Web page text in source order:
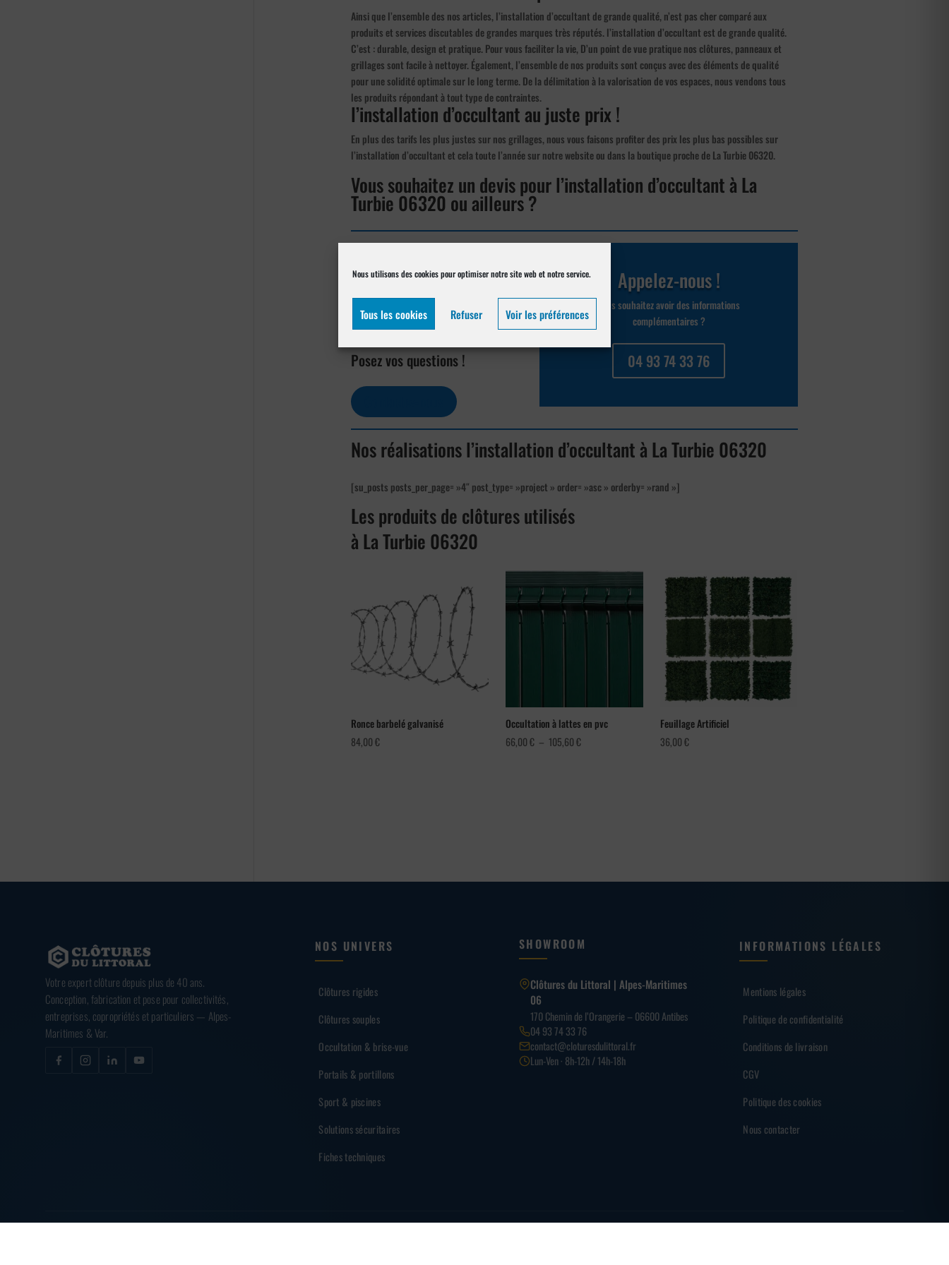
Nous utilisons des cookies pour optimiser notre site web et notre service.
Tous les cookies Refuser Voir les préférences
Ainsi que l’ensemble des nos articles, l’installation d’occultant de grande qualité, n’est pas cher comparé aux
produits et services discutables de grandes marques très réputés. l’installation d’occultant est de grande qualité.
C’est : durable, design et pratique. Pour vous faciliter la vie, D’un point de vue pratique nos clôtures, panneaux et
grillages sont facile à nettoyer. Également, l’ensemble de nos produits sont conçus avec des éléments de qualité
pour une solidité optimale sur le long terme. De la délimitation à la valorisation de vos espaces, nous vendons tous
les produits répondant à tout type de contraintes.
l’installation d’occultant au juste prix !
En plus des tarifs les plus justes sur nos grillages, nous vous faisons profiter des prix les plus bas possibles sur
l’installation d’occultant et cela toute l’année sur notre website ou dans la boutique proche de La Turbie 06320.
Vous souhaitez un devis pour l’installation d’occultant à La
Turbie 06320 ou ailleurs ?
Réalisez votre demande de
Turbie 06320
Posez vos questions !
Appelez-nous !
Vous souhaitez avoir des informations
complémentaires ?
04 93 74 33 76
Nos réalisations l’installation d’occultant à La Turbie 06320
[su_posts posts_per_page= »4″ post_type= »project » order= »asc » orderby= »rand »]
Les produits de clôtures utilisés
à La Turbie 06320
Ronce barbelé galvanisé
84,00€
Occultation à lattes en pvc
66,00€ – 105,60€Plage
Feuillage Artificiel
36,00€
Votre expert clôture depuis plus de 40 ans.
Conception, fabrication et pose pour collectivités,
entreprises, copropriétés et particuliers — Alpes-
Maritimes & Var.
NOS UNIVERS
Clôtures rigides
Clôtures souples
Occultation & brise-vue
Portails & portillons
Sport & piscines
Solutions sécuritaires
Fiches techniques
SHOWROOM
Clôtures du Littoral | Alpes-Maritimes
06
170 Chemin de l’Orangerie – 06600 Antibes
04 93 74 33 76
contact@cloturesdulittoral.fr
Lun-Ven · 8h-12h / 14h-18h
INFORMATIONS LÉGALES
Mentions légales
Politique de confidentialité
Conditions de livraison
CGV
Politique des cookies
Nous contacter